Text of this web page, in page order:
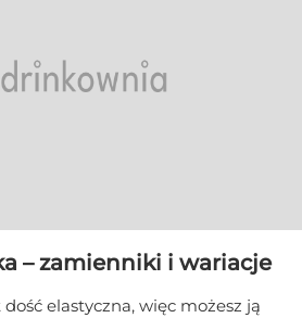
– zamienniki i wariacje
elastyczna, więc możesz ją